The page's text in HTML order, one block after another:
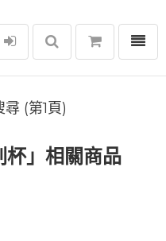
選單
(第1頁)
杯」相關商品